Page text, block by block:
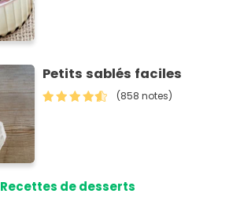
Petits sablés faciles
(858 notes)
Recettes de desserts